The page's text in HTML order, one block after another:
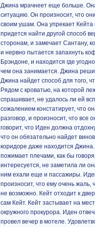
Джина мрачнеет еще больше.
ситуацию. Он произносит, что
своим ушам. Она упрекает Кейта
придется найти другой способ
сторонам, и замечает Сантану,
и нервно пытается запахнуть
Брэндоне, и находится где
чем она занимается. Джина
Джина найдет способ для того,
Рядом с кроватью, на которой
спрашивает, не удалось ли ей
сожалением констатирует, что
разговор, и произносит, что
говорит, что Иден должна
что он обязательно найдет
коридоре даже находится
пожимает плечами, как бы
интересуется, не заметила ли
ним ехали еще и пассажиры.
произносит, что ему очень жаль,
не возможно. Кейт отходит к
сам Кейт. Кейт застывает на
окружного прокурора. Иден
провел вечер в мотеле.